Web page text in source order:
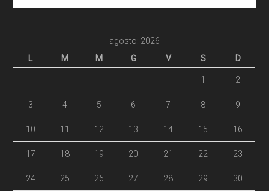
agosto: 2026
L
M M G V S D
1 2
3 4 5 6 7 8 9
10 11 12 13 14 15 16
17 18 19 20 21 22 23
24 25 26 27 28 29 30